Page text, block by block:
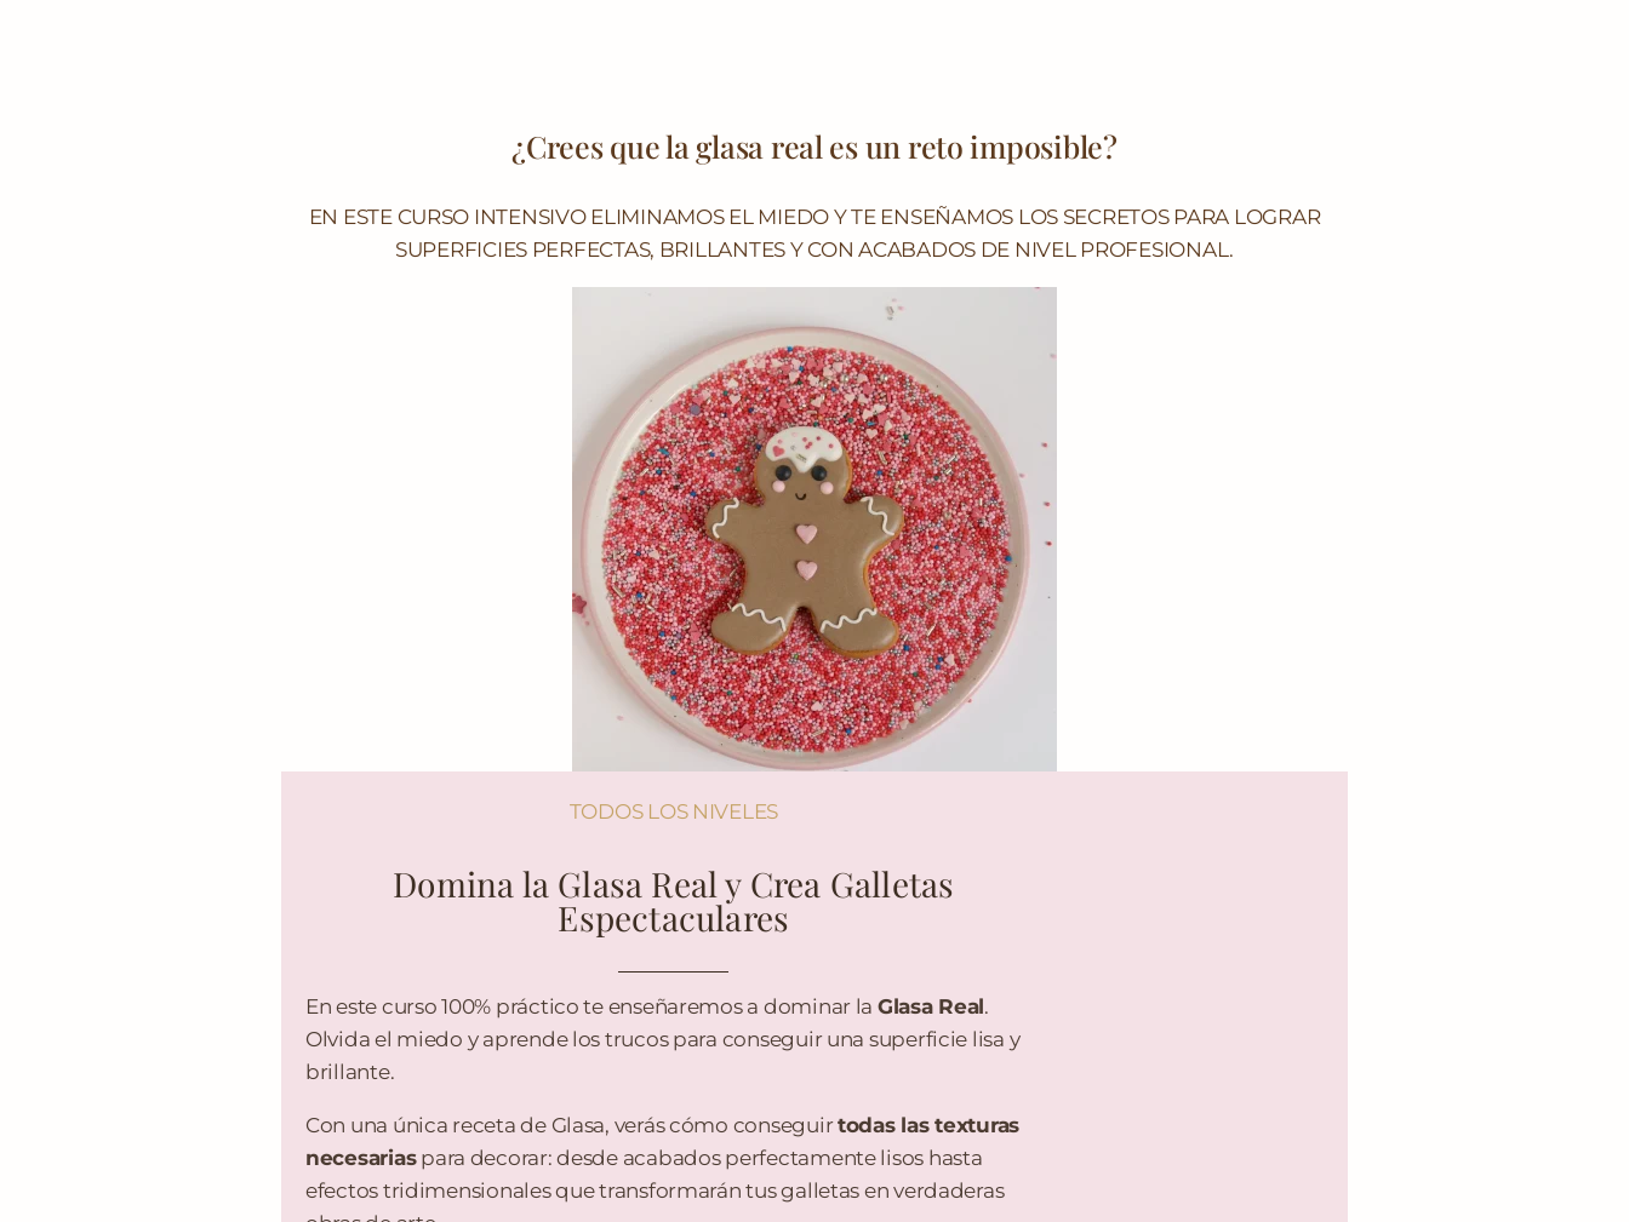
¿Crees que la glasa real es un reto imposible?
EN ESTE CURSO INTENSIVO ELIMINAMOS EL MIEDO Y TE ENSEÑAMOS LOS SECRETOS PARA LOGRAR
SUPERFICIES PERFECTAS, BRILLANTES Y CON ACABADOS DE NIVEL PROFESIONAL.
TODOS LOS NIVELES
Domina la Glasa Real y Crea Galletas
Espectaculares
En este curso 100% práctico te enseñaremos a dominar la Glasa Real.
Olvida el miedo y aprende los trucos para conseguir una superficie lisa y
brillante.
Con una única receta de Glasa, verás cómo conseguirtodas las texturas
necesariaspara decorar: desde acabados perfectamente lisos hasta
efectos tridimensionales que transformarán tus galletas en verdaderas